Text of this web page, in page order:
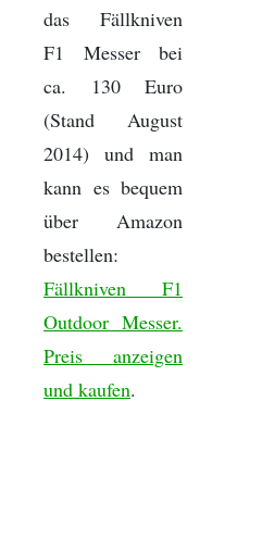
das Fällkniven
F1 Messer bei
ca. 130 Euro
(Stand August
2014) und man
kann es bequem
über Amazon
bestellen:
Fällkniven F1
Outdoor Messer.
Preis anzeigen
und kaufen.